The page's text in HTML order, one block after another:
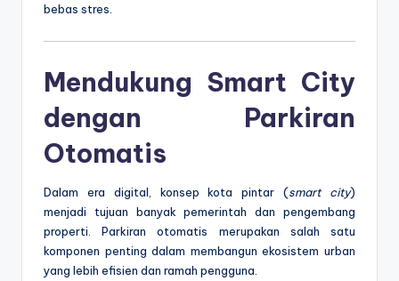
bebas stres.
Mendukung Smart City
dengan Parkiran
Otomatis
Dalam era digital, konsep kota pintar (smart city)
menjadi tujuan banyak pemerintah dan pengembang
properti. Parkiran otomatis merupakan salah satu
komponen penting dalam membangun ekosistem urban
yang lebih efisien dan ramah pengguna.